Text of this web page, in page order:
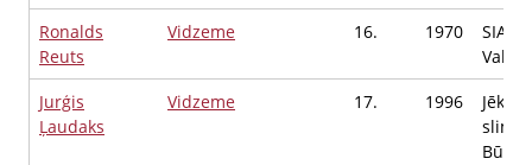
Ronalds
Reuts
Vidzeme 16. 1970
SIA
Jurģis
Ļaudaks
Vidzeme 17. 1996